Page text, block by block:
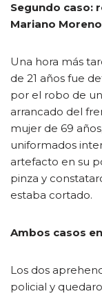
Segundo caso:
Mariano Moreno
Una hora más
de 21 años fue
por el robo de
arrancado del
mujer de 69
uniformados
artefacto en su
pinza y
estaba cortado.
Ambos casos
Los dos
policial y